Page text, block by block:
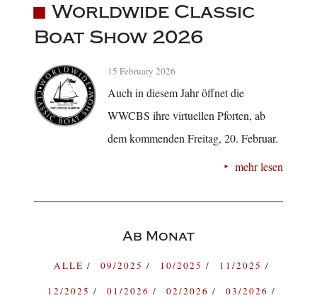
Worldwide Classic
Boat Show 2026
15 February 2026
Auch in diesem Jahr öffnet die
WWCBS ihre virtuellen Pforten, ab
dem kommenden Freitag, 20. Februar.
mehr lesen
Ab Monat
ALLE 09/2025 10/2025
11/2025
12/2025
01/2026 02/2026
03/2026